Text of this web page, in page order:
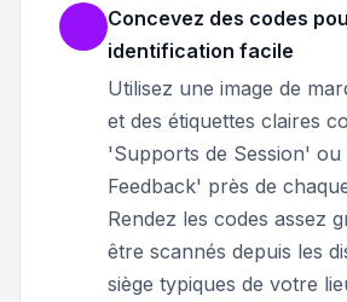
Concevez des codes
identification facile
Utilisez une image de
et des étiquettes claires
'Supports de Session' ou
Feedback' près de
Rendez les codes assez
être scannés depuis les
siège typiques de votre